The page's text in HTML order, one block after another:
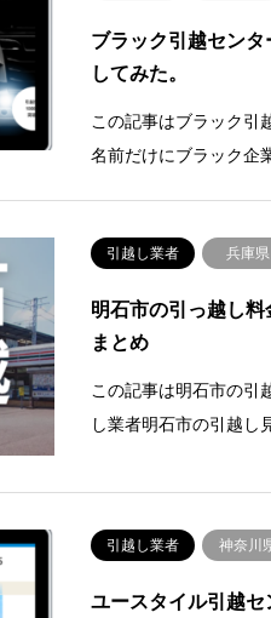
ブラック引越セン
してみた。
この記事はブラック引
名前だけにブラック企
引越し業者 兵庫県
明石市の引っ越し
まとめ
この記事は明石市の引
し業者明石市の引越し
引越し業者 神奈川
ユースタイル引越